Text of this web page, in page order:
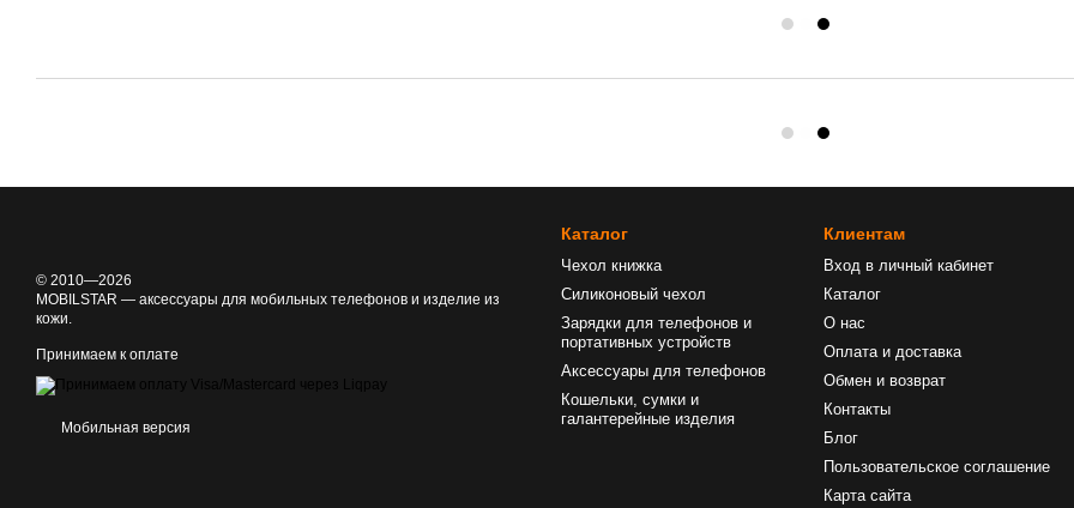
© 2010—2026
MOBILSTAR — аксессуары для мобильных телефонов и изделие из
кожи.
Принимаем к оплате
Мобильная версия
Каталог
Чехол книжка
Силиконовый чехол
Зарядки для телефонов и
портативных устройств
Аксессуары для телефонов
Кошельки, сумки и
галантерейные изделия
Клиентам
Вход в личный кабинет
Каталог
О нас
Оплата и доставка
Обмен и возврат
Контакты
Блог
Пользовательское соглашение
Карта сайта